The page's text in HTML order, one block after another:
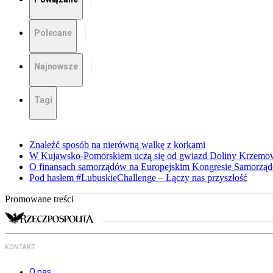
Polecane
Najnowsze
Tagi
Znaleźć sposób na nierówną walkę z korkami
W Kujawsko-Pomorskiem uczą się od gwiazd Doliny
O finansach samorządów na Europejskim Kongresie
Pod hasłem #LubuskieChallenge – Łączy nas przyszłość
Promowane treści
KONTAKT